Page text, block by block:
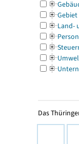
Gebiet
Land-
Das